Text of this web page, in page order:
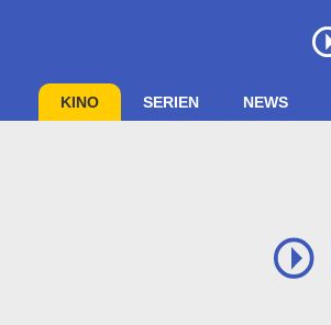
KINO SERIEN NEWS